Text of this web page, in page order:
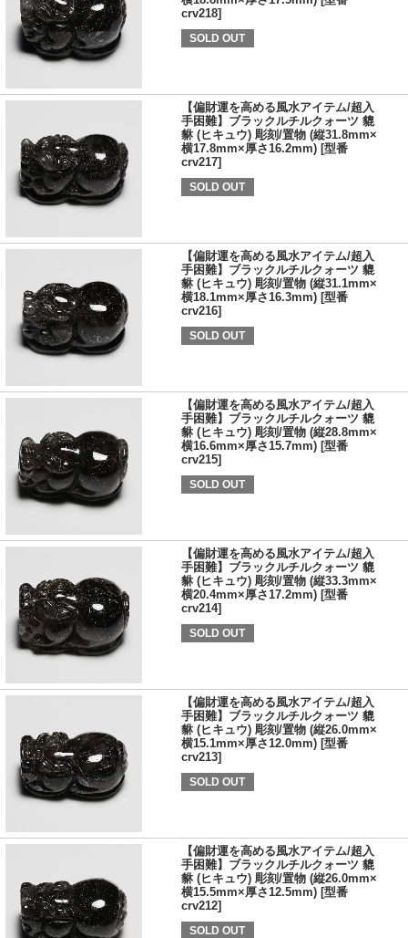
crv218]
SOLD OUT
【偏財運を高める風水アイテム/超入
手困難】ブラックルチルクォーツ 貔
貅 (ヒキュウ) 彫刻/置物 (縦31.8mm×
横17.8mm×厚さ16.2mm) [型番
crv217]
SOLD OUT
【偏財運を高める風水アイテム/超入
手困難】ブラックルチルクォーツ 貔
貅 (ヒキュウ) 彫刻/置物 (縦31.1mm×
横18.1mm×厚さ16.3mm) [型番
crv216]
SOLD OUT
【偏財運を高める風水アイテム/超入
手困難】ブラックルチルクォーツ 貔
貅 (ヒキュウ) 彫刻/置物 (縦28.8mm×
横16.6mm×厚さ15.7mm) [型番
crv215]
SOLD OUT
【偏財運を高める風水アイテム/超入
手困難】ブラックルチルクォーツ 貔
貅 (ヒキュウ) 彫刻/置物 (縦33.3mm×
横20.4mm×厚さ17.2mm) [型番
crv214]
SOLD OUT
【偏財運を高める風水アイテム/超入
手困難】ブラックルチルクォーツ 貔
貅 (ヒキュウ) 彫刻/置物 (縦26.0mm×
横15.1mm×厚さ12.0mm) [型番
crv213]
SOLD OUT
【偏財運を高める風水アイテム/超入
手困難】ブラックルチルクォーツ 貔
貅 (ヒキュウ) 彫刻/置物 (縦26.0mm×
横15.5mm×厚さ12.5mm) [型番
crv212]
SOLD OUT